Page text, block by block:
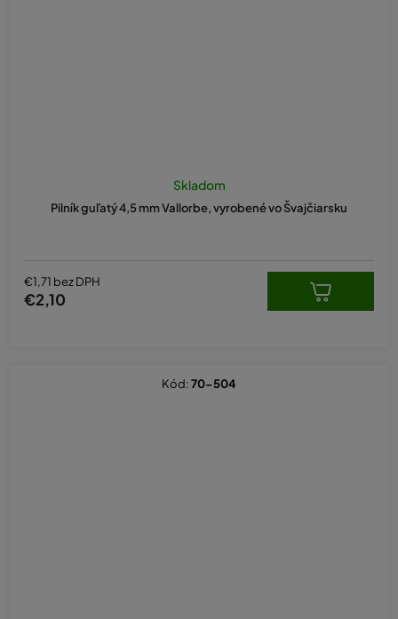
Pilník guľatý 4,5 mm Vallorbe, vyrobené vo Švajčiarsku
Skladom
€1,71 bez DPH
€2,10
Kód:70-504